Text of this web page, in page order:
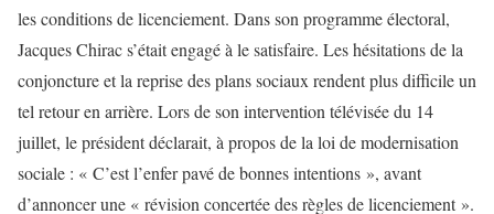
les conditions de licenciement. Dans son programme électoral,
Jacques Chirac s’était engagé à le satisfaire. Les hésitations de la
conjoncture et la reprise des plans sociaux rendent plus difficile un
tel retour en arrière. Lors de son intervention télévisée du 14
juillet, le président déclarait, à propos de la loi de modernisation
sociale : « C’est l’enfer pavé de bonnes intentions », avant
d’annoncer une « révision concertée des règles de licenciement ».